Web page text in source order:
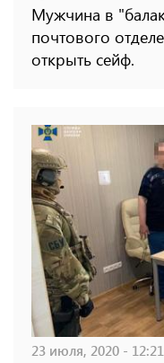
Мужчина в
почтового
открыть сейф.
23 июля, 2020 - 12:21